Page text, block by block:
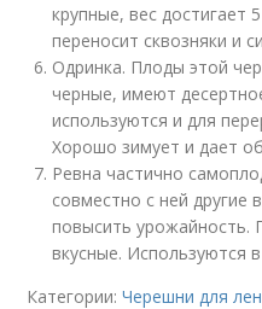
крупные, вес достигает
переносит сквозняки и
Одринка. Плоды этой
черные, имеют
используются и для
Хорошо зимует и дает
Ревна частично
совместно с ней другие
повысить урожайность.
вкусные. Используются
Категории:Черешни для